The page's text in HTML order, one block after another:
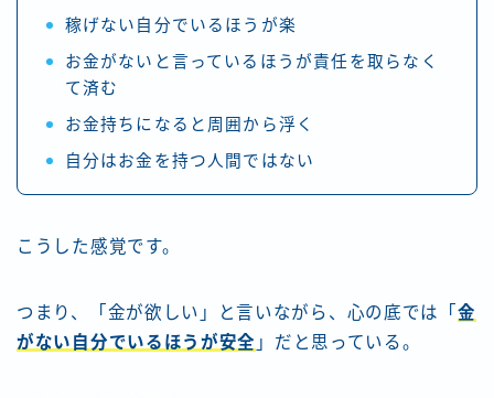
稼げない自分でいるほうが楽
お金がないと言っているほうが責任を取らなく
て済む
お金持ちになると周囲から浮く
自分はお金を持つ人間ではない
こうした感覚です。
つまり、「金が欲しい」と言いながら、心の底では「 金
がない自分でいるほうが安全 」だと思っている。